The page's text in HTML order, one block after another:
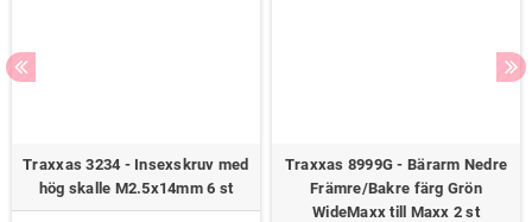
Traxxas 3234 - Insexskruv med
hög skalle M2.5x14mm 6 st
Traxxas 8999G - Bärarm Nedre
Främre/Bakre färg Grön
WideMaxx till Maxx 2 st